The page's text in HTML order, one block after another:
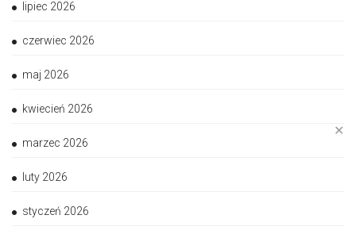
✕
lipiec 2026
czerwiec 2026
maj 2026
kwiecień 2026
marzec 2026
luty 2026
styczeń 2026